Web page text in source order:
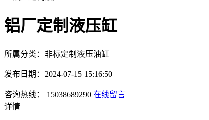
铝厂定制液压缸
所属分类：非标定制液压油缸
发布日期：2024-07-15 15:16:50
咨询热线： 15038689290 在线留言
详情